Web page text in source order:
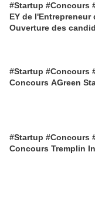
#Startup #Concours
EY de l'Entrepreneur
Ouverture des
#Startup #Concours
Concours AGreen
#Startup #Concours
Concours Tremplin